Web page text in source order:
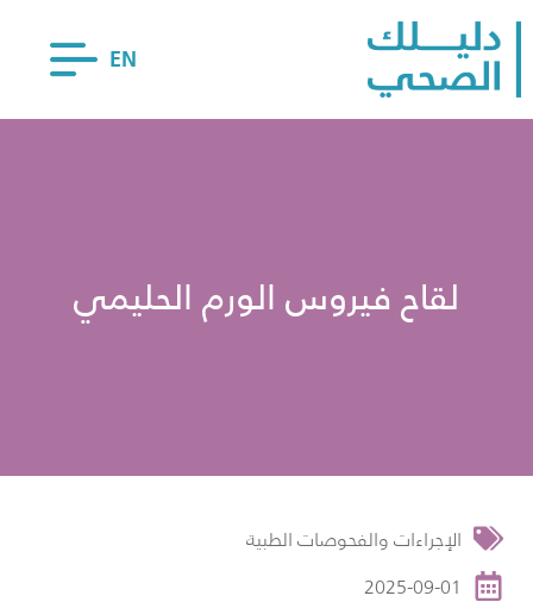
EN
لقاح فيروس الورم الحليمي
الإجراءات والفحوصات الطبية
2025-09-01